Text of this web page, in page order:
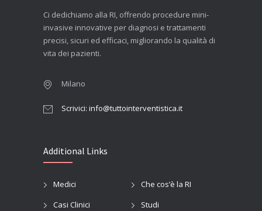
Ci dedichiamo alla RI, offrendo procedure mini-
invasive innovative per diagnosi e trattamenti
precisi, sicuri ed efficaci, migliorando la qualità di
vita dei pazienti.
Milano
Scrivici: info@tuttointerventistica.it
Additional Links
Medici
Che cos’è la RI
Casi Clinici
Studi